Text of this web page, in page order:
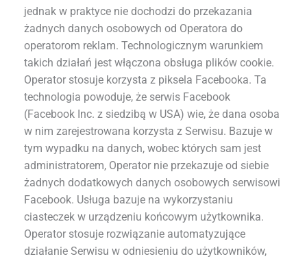
jednak w praktyce nie dochodzi do przekazania
żadnych danych osobowych od Operatora do
operatorom reklam. Technologicznym warunkiem
takich działań jest włączona obsługa plików cookie.
Operator stosuje korzysta z piksela Facebooka. Ta
technologia powoduje, że serwis Facebook
(Facebook Inc. z siedzibą w USA) wie, że dana osoba
w nim zarejestrowana korzysta z Serwisu. Bazuje w
tym wypadku na danych, wobec których sam jest
administratorem, Operator nie przekazuje od siebie
żadnych dodatkowych danych osobowych serwisowi
Facebook. Usługa bazuje na wykorzystaniu
ciasteczek w urządzeniu końcowym użytkownika.
Operator stosuje rozwiązanie automatyzujące
działanie Serwisu w odniesieniu do użytkowników,